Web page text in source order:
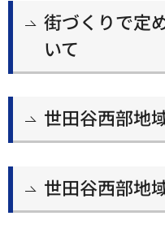
街づくりで定
いて
世田谷西部地
世田谷西部地